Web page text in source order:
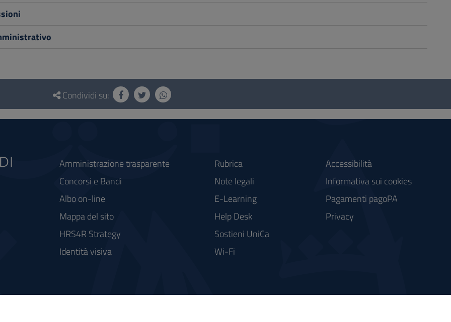
Condividi su:
Amministrazione trasparente
Concorsi e Bandi
Albo on-line
Mappa del sito
HRS4R Strategy
Identità visiva
Rubrica
Note legali
E-Learning
Help Desk
Sostieni UniCa
Wi-Fi
Accessibilità
Informativa sui cookies
Pagamenti pagoPA
Privacy